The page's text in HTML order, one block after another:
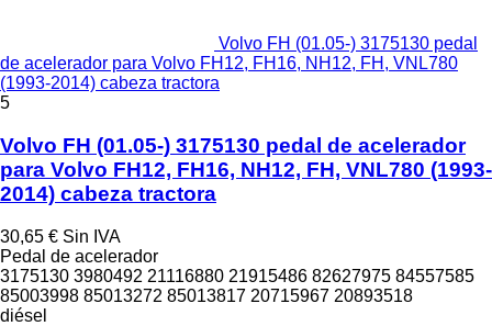
Volvo FH (01.05-) 3175130 pedal
de acelerador para Volvo FH12, FH16, NH12, FH, VNL780
(1993-2014) cabeza tractora
5
Volvo FH (01.05-) 3175130 pedal de acelerador
para Volvo FH12, FH16, NH12, FH, VNL780 (1993-
2014) cabeza tractora
30,65 € Sin IVA
Pedal de acelerador
3175130 3980492 21116880 21915486 82627975 84557585
85003998 85013272 85013817 20715967 20893518
diésel